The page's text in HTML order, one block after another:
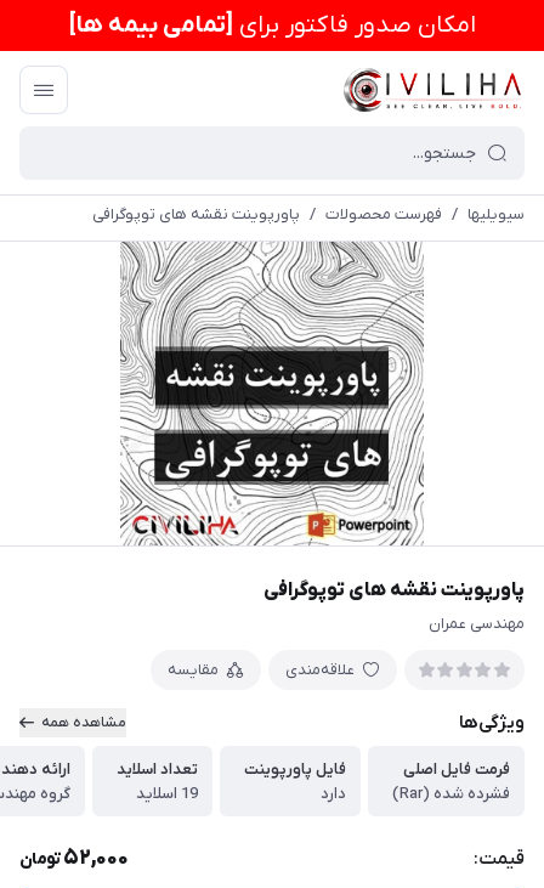
امكان صدور فاکتور برای [تمامی بیمه ها]
سیویلیها / فهرست محصولات / پاورپوینت نقشه های توپوگرافی
پاورپوینت نقشه های توپوگرافی
مهندسی عمران
علاقه‌مندی مقایسه
ویژگی‌ها مشاهده همه
فرمت فایل اصلی
فشرده شده (Rar)
فایل پاورپوینت
دارد
تعداد اسلاید
19 اسلاید
ارائه
گروه
قیمت: 52,000تومان